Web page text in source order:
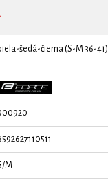
šedá-čierna (S-M 36-41)
M